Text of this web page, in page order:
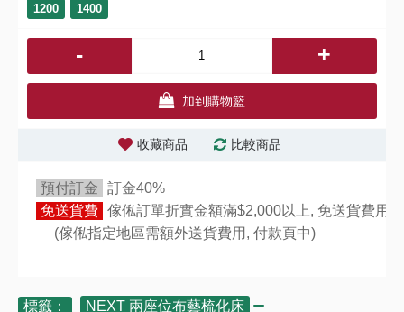
1200
1400
- +
加到購物籃
收藏商品 比較商品
預付訂金
訂金40%
免送貨費 傢俬訂單折實金額滿$2,000以上, 免送貨費用,
(傢俬指定地區需額外送貨費用, 付款頁中)
標籤： NEXT 兩座位布藝梳化床